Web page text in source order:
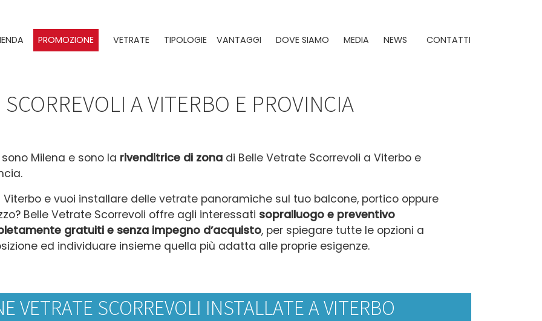
PROMOZIONE VETRATE TIPOLOGIE VANTAGGI DOVE SIAMO MEDIA NEWS CONTATTI
A VITERBO E PROVINCIA
Milena e sono la rivenditrice di zona di Belle Vetrate Scorrevoli a Viterbo e
Viterbo e vuoi installare delle vetrate panoramiche sul tuo balcone, portico oppure
Belle Vetrate Scorrevoli offre agli interessati sopralluogo e preventivo
gratuiti e senza impegno d’acquisto, per spiegare tutte le opzioni a
ed individuare insieme quella più adatta alle proprie esigenze.
VETRATE SCORREVOLI INSTALLATE A VITERBO